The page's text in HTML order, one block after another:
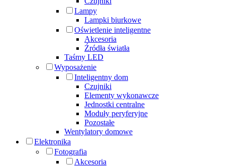
Lampy
Lampki biurkowe
Oświetlenie inteligentne
Akcesoria
Źródła światła
Taśmy LED
Wyposażenie
Inteligentny dom
Czujniki
Elementy wykonawcze
Jednostki centralne
Moduły peryferyjne
Pozostałe
Wentylatory domowe
Elektronika
Fotografia
Akcesoria